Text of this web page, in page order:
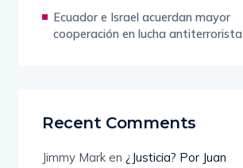
Ecuador e Israel acuerdan mayor
cooperación en lucha antiterrorista
Recent Comments
Jimmy Mark en ¿Justicia? Por Juan